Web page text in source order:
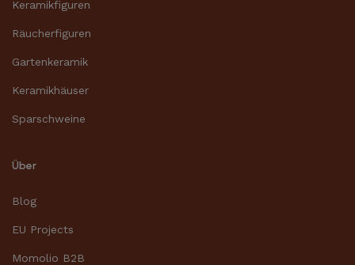
Keramikfiguren
Räucherfiguren
Gartenkeramik
Keramikhäuser
Sparschweine
Über
Blog
EU Projects
Momolio B2B